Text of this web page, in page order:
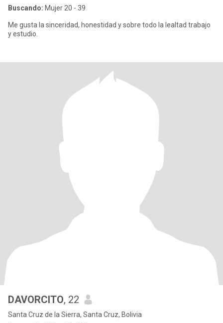
Buscando: Mujer 20 - 39
Me gusta la sinceridad, honestidad y sobre todo la lealtad trabajo
y estudio.
DAVORCITO, 22
Santa Cruz de la Sierra, Santa Cruz, Bolivia